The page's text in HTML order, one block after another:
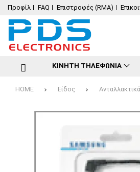
Προφίλ FAQ Επιστροφές (RMA)
ΚΙΝΗΤΗ ΤΗΛΕΦΩΝΙΑ
HOME Είδος